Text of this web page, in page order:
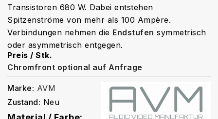
Transistoren 680 W. Dabei entstehen
Spitzenströme von mehr als 100 Ampère.
Verbindungen nehmen die Endstufen symmetrisch
oder asymmetrisch entgegen.
Preis / Stk.
Chromfront optional auf Anfrage
Marke: AVM
Zustand: Neu